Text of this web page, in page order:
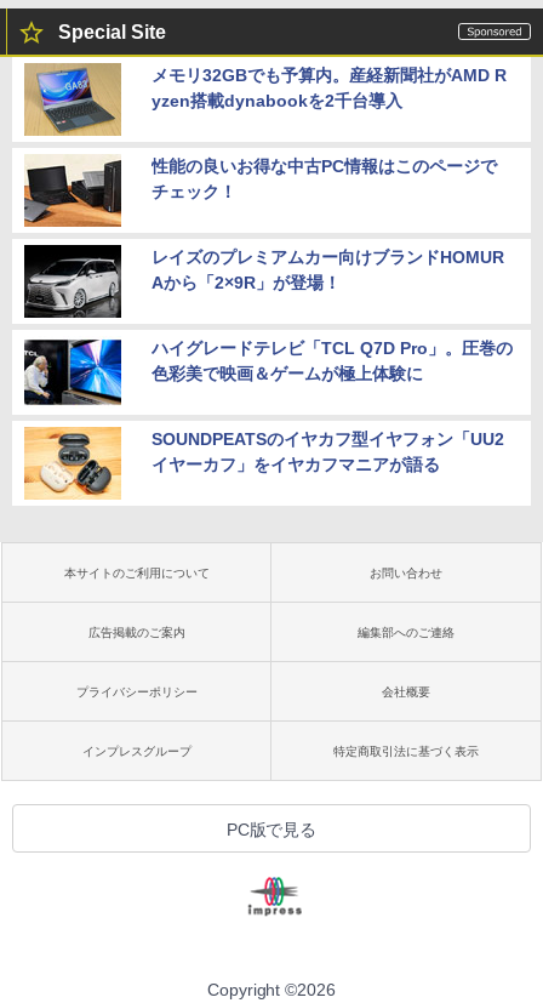
Special Site
メモリ32GBでも予算内。産経新聞社がAMD R
yzen搭載dynabookを2千台導入
性能の良いお得な中古PC情報はこのページで
チェック！
レイズのプレミアムカー向けブランドHOMUR
Aから「2×9R」が登場！
ハイグレードテレビ「TCL Q7D Pro」。圧巻の
色彩美で映画＆ゲームが極上体験に
SOUNDPEATSのイヤカフ型イヤフォン「UU2
イヤーカフ」をイヤカフマニアが語る
本サイトのご利用について お問い合わせ
広告掲載のご案内 編集部へのご連絡
プライバシーポリシー 会社概要
インプレスグループ 特定商取引法に基づく表示
PC版で見る
Copyright ©2026